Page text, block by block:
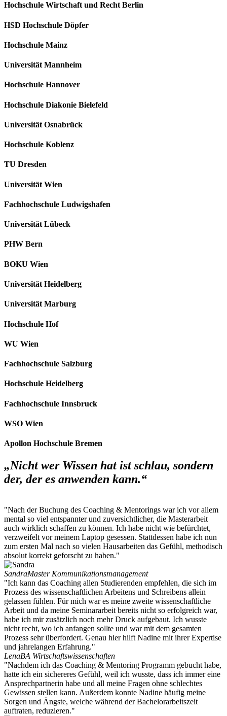
Hochschule Wirtschaft und Recht Berlin
HSD Hochschule Döpfer
Hochschule Mainz
Universität Mannheim
Hochschule Hannover
Hochschule Diakonie Bielefeld
Universität Osnabrück
Hochschule Koblenz
TU Dresden
Universität Wien
Fachhochschule Ludwigshafen
Universität Lübeck
PHW Bern
BOKU Wien
Universität Heidelberg
Universität Marburg
Hochschule Hof
WU Wien
Fachhochschule Salzburg
Hochschule Heidelberg
Fachhochschule Innsbruck
WSO Wien
Apollon Hochschule Bremen
„Nicht wer Wissen hat ist schlau, sondern
der, der es anwenden kann.“
"Nach der Buchung des Coaching & Mentorings war ich vor allem
mental so viel entspannter und zuversichtlicher, die Masterarbeit
auch wirklich schaffen zu können. Ich habe nicht wie befürchtet,
verzweifelt vor meinem Laptop gesessen. Stattdessen habe ich nun
zum ersten Mal nach so vielen Hausarbeiten das Gefühl, methodisch
absolut korrekt geforscht zu haben."
SandraMaster Kommunikationsmanagement
"Ich kann das Coaching allen Studierenden empfehlen, die sich im
Prozess des wissenschaftlichen Arbeitens und Schreibens allein
gelassen fühlen. Für mich war es meine zweite wissenschaftliche
Arbeit und da meine Seminararbeit bereits nicht so erfolgreich war,
habe ich mir zusätzlich noch mehr Druck aufgebaut. Ich wusste
nicht recht, wo ich anfangen sollte und war mit dem gesamten
Prozess sehr überfordert. Genau hier hilft Nadine mit ihrer Expertise
und jahrelangen Erfahrung."
LenaBA Wirtschaftswissenschaften
"Nachdem ich das Coaching & Mentoring Programm gebucht habe,
hatte ich ein sichereres Gefühl, weil ich wusste, dass ich immer eine
Ansprechpartnerin habe und all meine Fragen ohne schlechtes
Gewissen stellen kann. Außerdem konnte Nadine häufig meine
Sorgen und Ängste, welche während der Bachelorarbeitszeit
auftraten, reduzieren."